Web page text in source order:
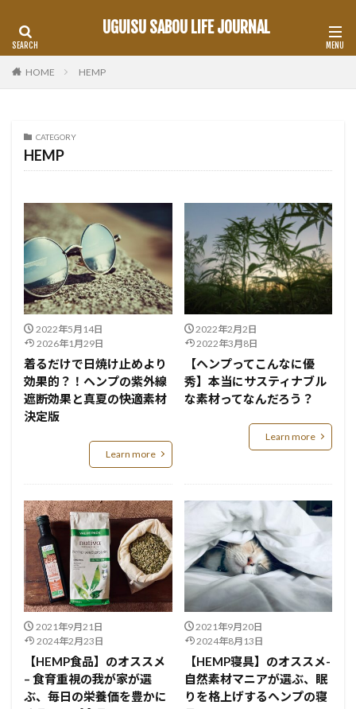
UGUISU SABOU LIFE JOURNAL
HOME HEMP
CATEGORY
HEMP
2022年5月14日
2026年1月29日
着るだけで日焼け止めより
効果的？！ヘンプの紫外線
遮断効果と真夏の快適素材
決定版
Learn more
2022年2月2日
2022年3月8日
【ヘンプってこんなに優
秀】本当にサスティナブル
な素材ってなんだろう？
Learn more
2021年9月21日
2024年2月23日
【HEMP食品】のオススメ
– 食育重視の我が家が選
ぶ、毎日の栄養価を豊かに
2021年9月20日
2024年8月13日
【HEMP寝具】のオススメ-
自然素材マニアが選ぶ、眠
りを格上げするヘンプの寝